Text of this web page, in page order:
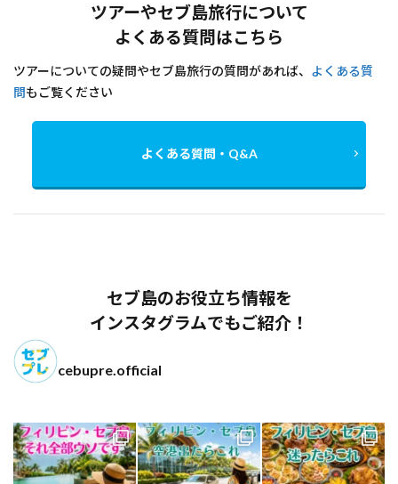
ツアーやセブ島旅行について
よくある質問はこちら
ツアーについての疑問やセブ島旅行の質問があれば、 よくある質
問もご覧ください
よくある質問・Q&A
セブ島のお役立ち情報を
インスタグラムでもご紹介！
cebupre.official